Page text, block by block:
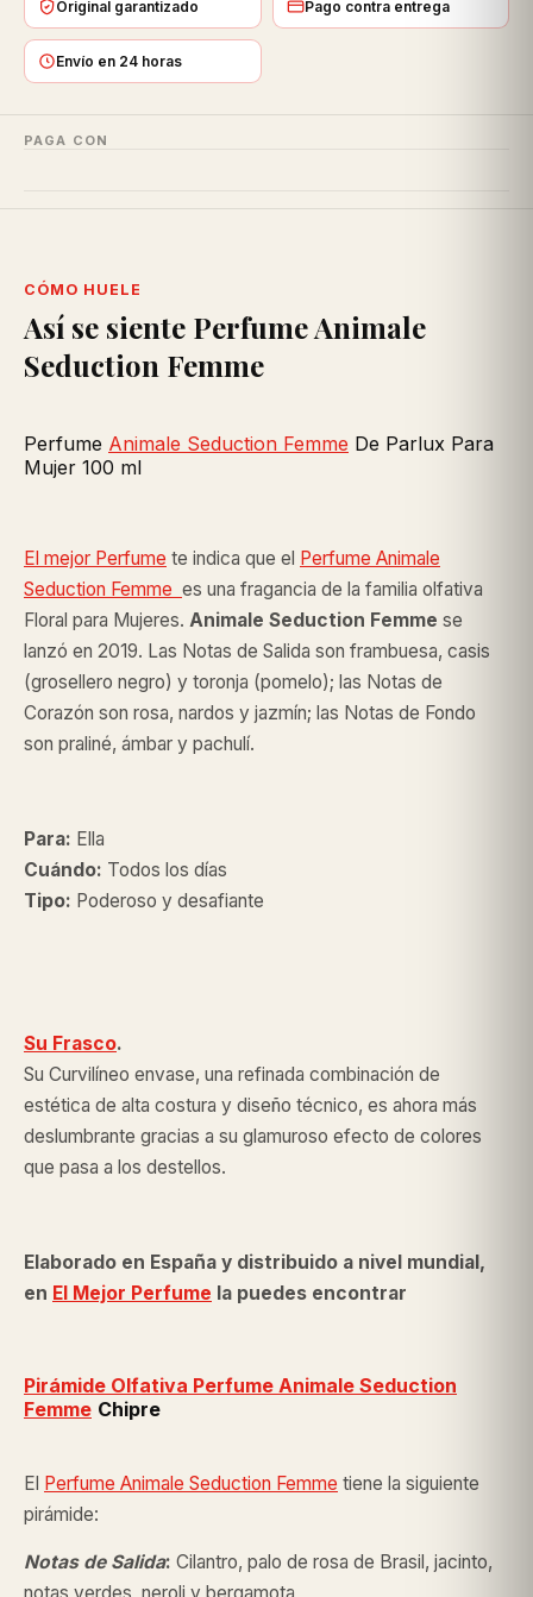
Original garantizado Pago contra entrega
Envío en 24 horas
PAGA CON
CÓMO HUELE
Así se siente Perfume Animale
Seduction Femme
Perfume Animale Seduction Femme De Parlux Para
Mujer 100 ml
El mejor Perfume te indica que el Perfume Animale
Seduction Femme es una fragancia de la familia olfativa
Floral para Mujeres. Animale Seduction Femme se
lanzó en 2019. Las Notas de Salida son frambuesa, casis
(grosellero negro) y toronja (pomelo); las Notas de
Corazón son rosa, nardos y jazmín; las Notas de Fondo
son praliné, ámbar y pachulí.
Para: Ella
Cuándo: Todos los días
Tipo: Poderoso y desafiante
Su Frasco.
Su Curvilíneo envase, una refinada combinación de
estética de alta costura y diseño técnico, es ahora más
deslumbrante gracias a su glamuroso efecto de colores
que pasa a los destellos.
Elaborado en España y distribuido a nivel mundial,
en El Mejor Perfume la puedes encontrar
Pirámide Olfativa Perfume Animale Seduction
Femme Chipre
El Perfume Animale Seduction Femme tiene la siguiente
pirámide:
Notas de Salida: Cilantro, palo de rosa de Brasil, jacinto,